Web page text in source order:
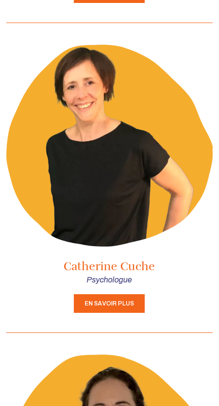
Catherine Cuche
Psychologue
EN SAVOIR PLUS